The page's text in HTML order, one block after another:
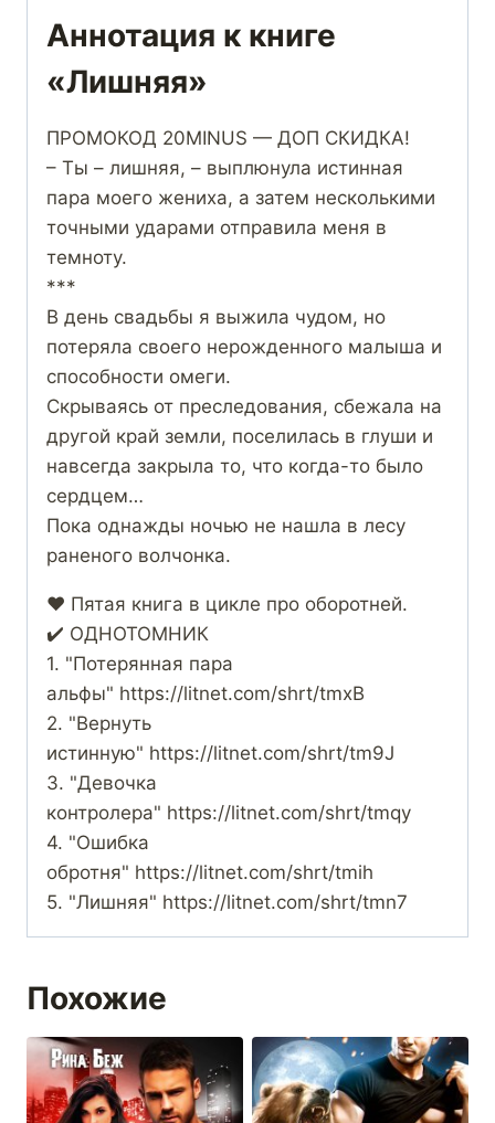
Аннотация к книге
«Лишняя»
ПРОМОКОД 20MINUS — ДОП СКИДКА!
– Ты – лишняя, – выплюнула истинная
пара моего жениха, а затем несколькими
точными ударами отправила меня в
темноту.
***
В день свадьбы я выжила чудом, но
потеряла своего нерожденного малыша и
способности омеги.
Скрываясь от преследования, сбежала на
другой край земли, поселилась в глуши и
навсегда закрыла то, что когда-то было
сердцем…
Пока однажды ночью не нашла в лесу
раненого волчонка.
❤️ Пятая книга в цикле про оборотней.
✔️ ОДНОТОМНИК
1. "Потерянная пара
альфы" https://litnet.com/shrt/tmxB
2. "Вернуть
истинную" https://litnet.com/shrt/tm9J
3. "Девочка
контролера" https://litnet.com/shrt/tmqy
4. "Ошибка
обротня" https://litnet.com/shrt/tmih
5. "Лишняя" https://litnet.com/shrt/tmn7
Похожие